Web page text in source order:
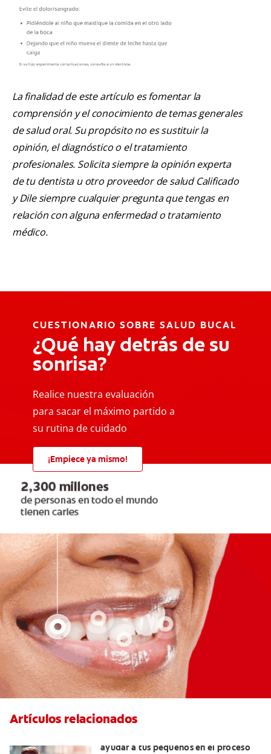
La finalidad de este artículo es fomentar la
comprensión y el conocimiento de temas generales
de salud oral. Su propósito no es sustituir la
opinión, el diagnóstico o el tratamiento
profesionales. Solicita siempre la opinión experta
de tu dentista u otro proveedor de salud Calificado
y Dile siempre cualquier pregunta que tengas en
relación con alguna enfermedad o tratamiento
médico.
CUESTIONARIO SOBRE SALUD BUCAL
¿Qué hay detrás de su
sonrisa?
Realice nuestra evaluación
para sacar el máximo partido a
su rutina de cuidado
¡Empiece ya mismo!
Artículos relacionados
ayudar a tus pequeños en el proceso